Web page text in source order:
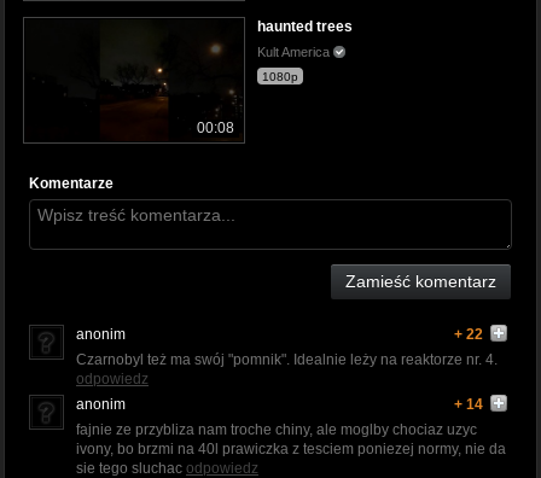
00:08
haunted trees
Kult America
1080p
Komentarze
Zamieść komentarz
anonim
+ 22
Czarnobyl też ma swój "pomnik". Idealnie leży na reaktorze nr. 4.
odpowiedz
anonim
+ 14
fajnie ze przybliza nam troche chiny, ale moglby chociaz uzyc
ivony, bo brzmi na 40l prawiczka z tesciem poniezej normy, nie da
sie tego sluchac odpowiedz